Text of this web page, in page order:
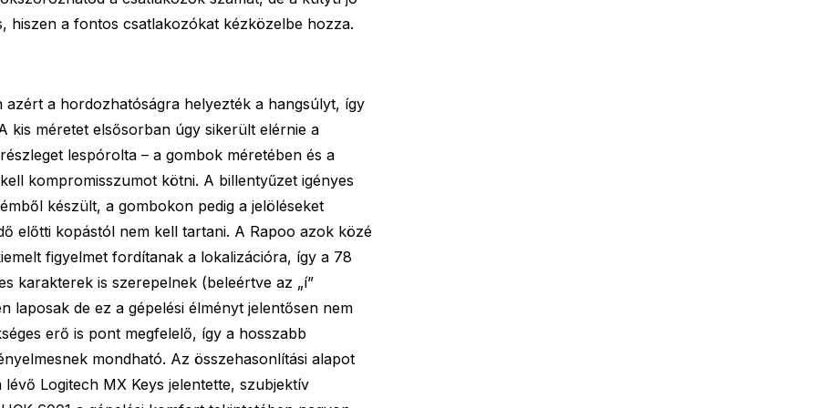
hiszen a fontos csatlakozókat kézközelbe hozza.
a hordozhatóságra helyezték a hangsúlyt, így
kis méretet elsősorban úgy sikerült elérnie a
lespórolta – a gombok méretében és a
kompromisszumot kötni. A billentyűzet igényes
készült, a gombokon pedig a jelöléseket
előtti kopástól nem kell tartani. A Rapoo azok közé
figyelmet fordítanak a lokalizációra, így a 78
karakterek is szerepelnek (beleértve az „í”
laposak de ez a gépelési élményt jelentősen nem
erő is pont megfelelő, így a hosszabb
mondható. Az összehasonlítási alapot
Logitech MX Keys jelentette, szubjektív